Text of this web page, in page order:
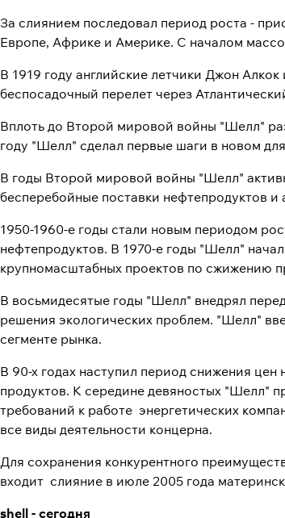
За слиянием последовал период роста -
Европе, Африке и Америке. С началом
В 1919 году английские летчики Джон
беспосадочный перелет через
Вплоть до Второй мировой войны "Шелл"
году "Шелл" сделал первые шаги в новом
В годы Второй мировой войны "Шелл"
бесперебойные поставки нефтепродуктов и
1950-1960-е годы стали новым периодом
нефтепродуктов. В 1970-е годы "Шелл"
крупномасштабных проектов по сжижению
В восьмидесятые годы "Шелл" внедрял
решения экологических проблем. "Шелл"
сегменте рынка.
В 90-х годах наступил период снижения
продуктов. К середине девяностых "Шелл"
требований к работе энергетических
все виды деятельности концерна.
Для сохранения конкурентного
входит слияние в июле 2005 года
shell - сегодня